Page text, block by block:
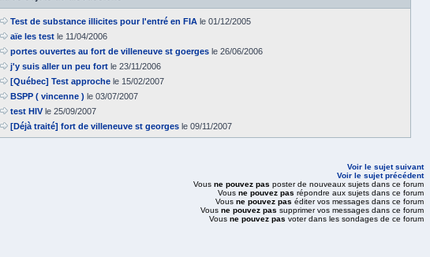
Test de substance illicites pour l'entré en FIA le 01/12/2005
aïe les test le 11/04/2006
portes ouvertes au fort de villeneuve st goerges le 26/06/2006
j'y suis aller un peu fort le 23/11/2006
[Québec] Test approche le 15/02/2007
BSPP ( vincenne ) le 03/07/2007
test HIVle 25/09/2007
[Déjà traité] fort de villeneuve st georges le 09/11/2007
Voir le sujet suivant
Voir le sujet précédent
Vous ne pouvez pas poster de nouveaux sujets dans ce forum
Vous ne pouvez pas répondre aux sujets dans ce forum
Vous ne pouvez pas éditer vos messages dans ce forum
Vous ne pouvez pas supprimer vos messages dans ce forum
Vous ne pouvez pas voter dans les sondages de ce forum